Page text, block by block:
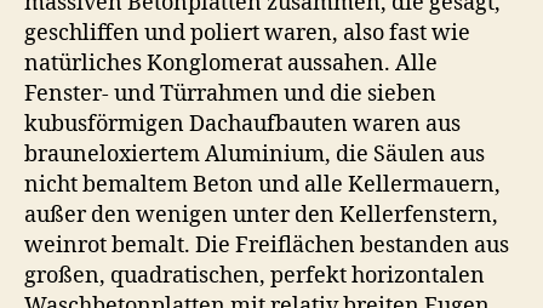
geschliffen und poliert waren, also fast wie
natürliches Konglomerat aussahen. Alle
Fenster- und Türrahmen und die sieben
kubusförmigen Dachaufbauten waren aus
brauneloxiertem Aluminium, die Säulen aus
nicht bemaltem Beton und alle Kellermauern,
außer den wenigen unter den Kellerfenstern,
weinrot bemalt. Die Freiflächen bestanden aus
großen, quadratischen, perfekt horizontalen